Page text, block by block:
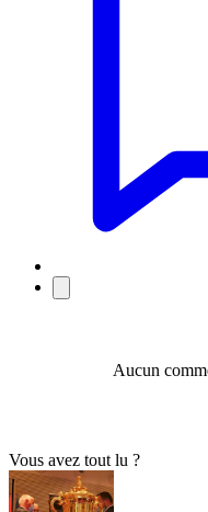
Aucun
Vous avez tout lu ?